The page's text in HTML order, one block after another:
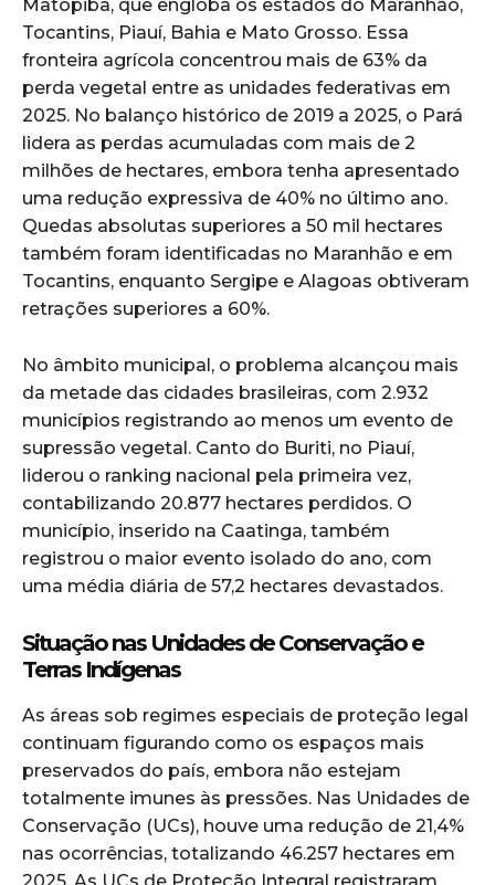
Matopiba, que engloba os estados do Maranhão,
Tocantins, Piauí, Bahia e Mato Grosso. Essa
fronteira agrícola concentrou mais de 63% da
perda vegetal entre as unidades federativas em
2025. No balanço histórico de 2019 a 2025, o Pará
lidera as perdas acumuladas com mais de 2
milhões de hectares, embora tenha apresentado
uma redução expressiva de 40% no último ano.
Quedas absolutas superiores a 50 mil hectares
também foram identificadas no Maranhão e em
Tocantins, enquanto Sergipe e Alagoas obtiveram
retrações superiores a 60%.
No âmbito municipal, o problema alcançou mais
da metade das cidades brasileiras, com 2.932
municípios registrando ao menos um evento de
supressão vegetal. Canto do Buriti, no Piauí,
liderou o ranking nacional pela primeira vez,
contabilizando 20.877 hectares perdidos. O
município, inserido na Caatinga, também
registrou o maior evento isolado do ano, com
uma média diária de 57,2 hectares devastados.
Situação nas Unidades de Conservação e
Terras Indígenas
As áreas sob regimes especiais de proteção legal
continuam figurando como os espaços mais
preservados do país, embora não estejam
totalmente imunes às pressões. Nas Unidades de
Conservação (UCs), houve uma redução de 21,4%
nas ocorrências, totalizando 46.257 hectares em